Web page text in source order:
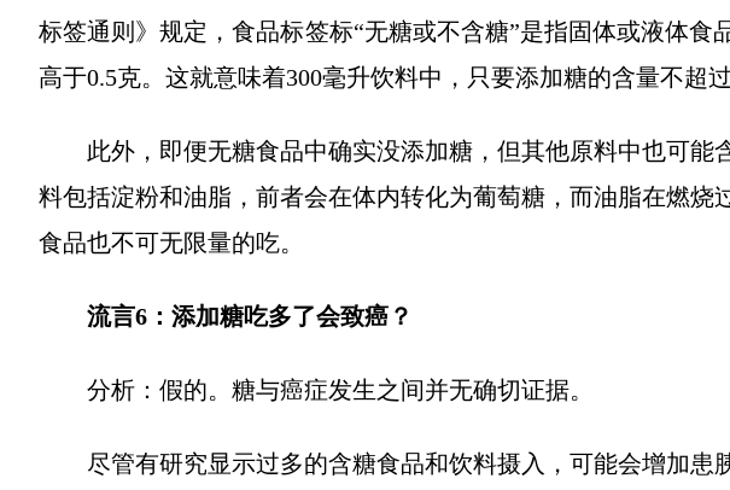
标签通则》规定，食品标签标“无糖或不含糖”是指固体或液体食
高于0.5克。这就意味着300毫升饮料中，只要添加糖的含量不超
此外，即便无糖食品中确实没添加糖，但其他原料中也可能
料包括淀粉和油脂，前者会在体内转化为葡萄糖，而油脂在燃烧
食品也不可无限量的吃。
流言6：添加糖吃多了会致癌？
分析：假的。糖与癌症发生之间并无确切证据。
尽管有研究显示过多的含糖食品和饮料摄入，可能会增加患